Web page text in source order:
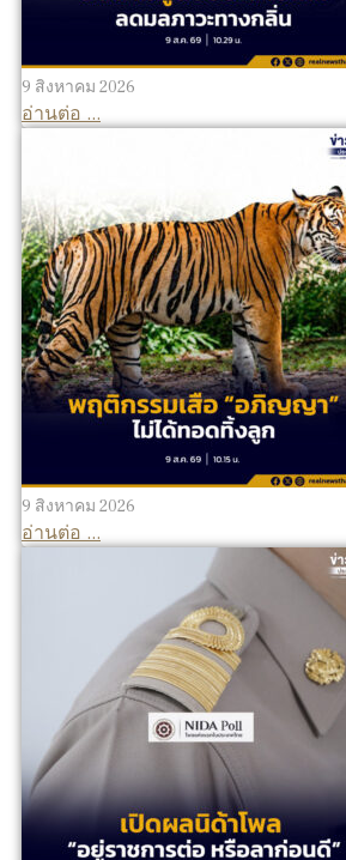
9 สิงหาคม 2026
อ่านต่อ ...
9 สิงหาคม 2026
อ่านต่อ ...